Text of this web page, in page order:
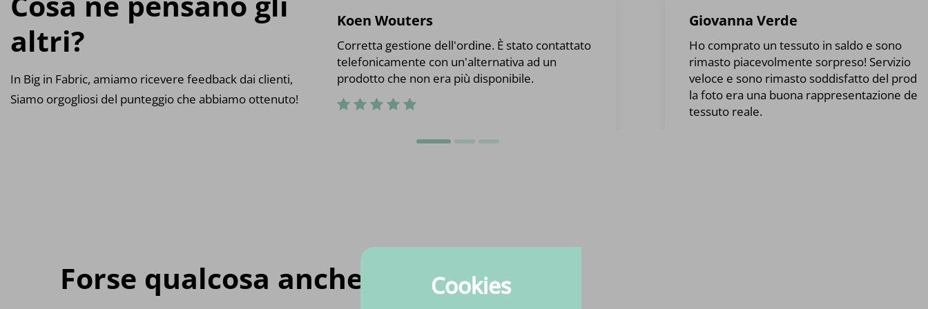
altri?
In Big in Fabric, amiamo ricevere feedback dai clienti,
Siamo orgogliosi del punteggio che abbiamo ottenuto!
Koen Wouters
Corretta gestione dell'ordine. È stato contattato
telefonicamente con un'alternativa ad un
prodotto che non era più disponibile.
Giovanna Verde
Ho comprato un tessuto in saldo e sono
rimasto piacevolmente sorpreso! Servizio
veloce e sono rimasto soddisfatto del
la foto era una buona rappresentazione del
tessuto reale.
Forse qualcosa anche per teCookies